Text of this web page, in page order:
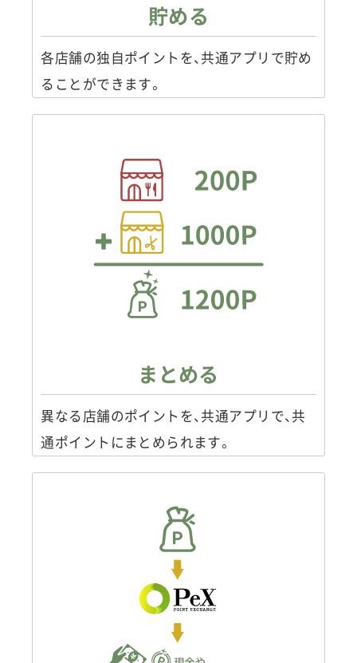
貯める
各店舗の独自ポイントを、共通アプリで貯め
ることができます。
まとめる
異なる店舗のポイントを、共通アプリで、共
通ポイントにまとめられます。